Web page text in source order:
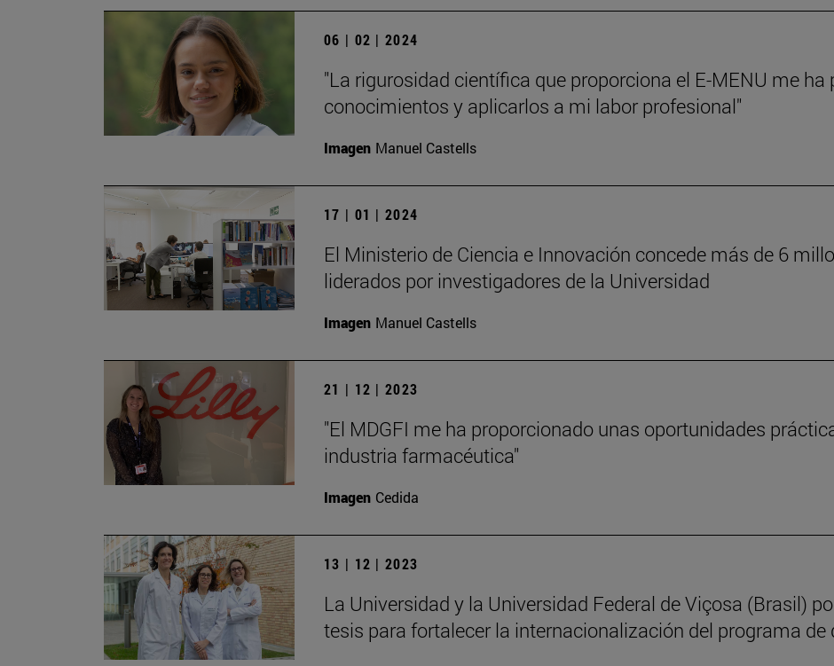
06 | 02 | 2024
"La rigurosidad científica que proporciona el E-MENU me
conocimientos y aplicarlos a mi labor profesional"
Imagen Manuel Castells
17 | 01 | 2024
El Ministerio de Ciencia e Innovación concede más de 6
liderados por investigadores de la Universidad
Imagen Manuel Castells
21 | 12 | 2023
"El MDGFI me ha proporcionado unas oportunidades
industria farmacéutica"
Imagen Cedida
13 | 12 | 2023
La Universidad y la Universidad Federal de Viçosa (Brasil)
tesis para fortalecer la internacionalización del programa de